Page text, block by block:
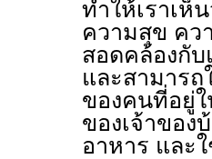
ทำให้เราเ
ความสุข คว
สอดคล้องกั
และสามาร
ของคนที่อยู่
ของเจ้าขอ
อาหาร และ